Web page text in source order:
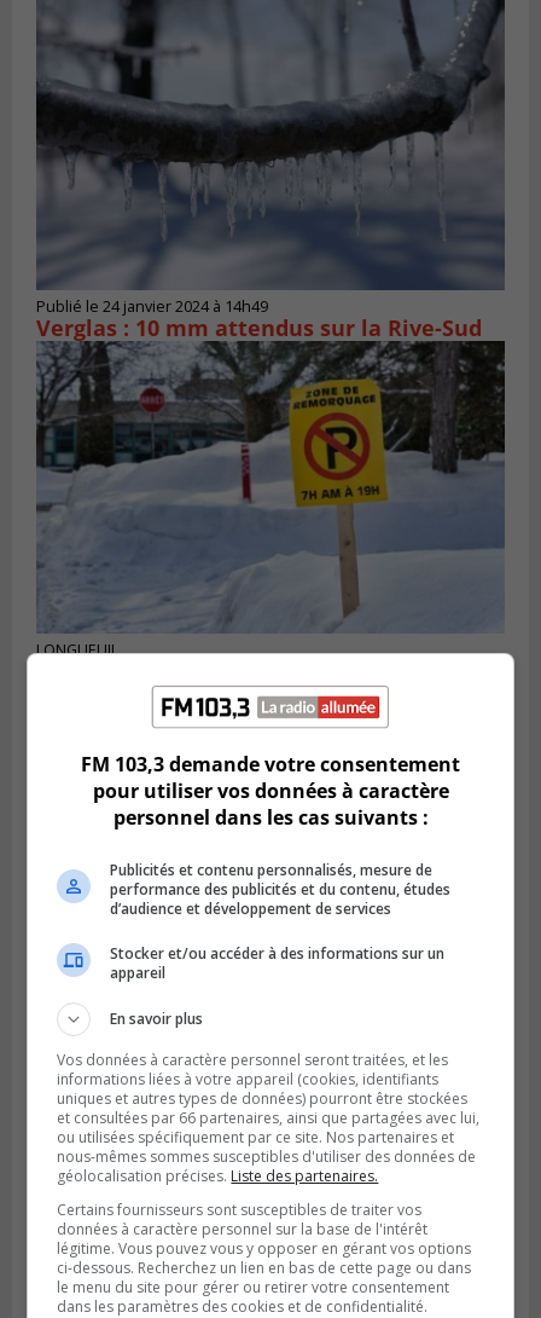
Publié le 24 janvier 2024 à 14h49
Verglas : 10 mm attendus sur la Rive-Sud
LONGUEUIL
Stationnement de nuit interdit à
SAINT-LAMBERT
Publié le 7 janvier 2024 à 09h42
Bris d’aqueduc à Saint-Lambert
FM 103,3 demande votre consentement
pour utiliser vos données à caractère
personnel dans les cas suivants :
Publicités et contenu personnalisés, mesure de
performance des publicités et du contenu, études
d’audience et développement de services
Stocker et/ou accéder à des informations sur un
appareil
En savoir plus
Vos données à caractère personnel seront traitées, et les
informations liées à votre appareil (cookies, identifiants
uniques et autres types de données) pourront être stockées
et consultées par 66 partenaires, ainsi que partagées avec lui,
ou utilisées spécifiquement par ce site. Nos partenaires et
nous-mêmes sommes susceptibles d'utiliser des données de
géolocalisation précises. Liste des partenaires.
Certains fournisseurs sont susceptibles de traiter vos
données à caractère personnel sur la base de l'intérêt
légitime. Vous pouvez vous y opposer en gérant vos options
ci-dessous. Recherchez un lien en bas de cette page ou dans
le menu du site pour gérer ou retirer votre consentement
dans les paramètres des cookies et de confidentialité.